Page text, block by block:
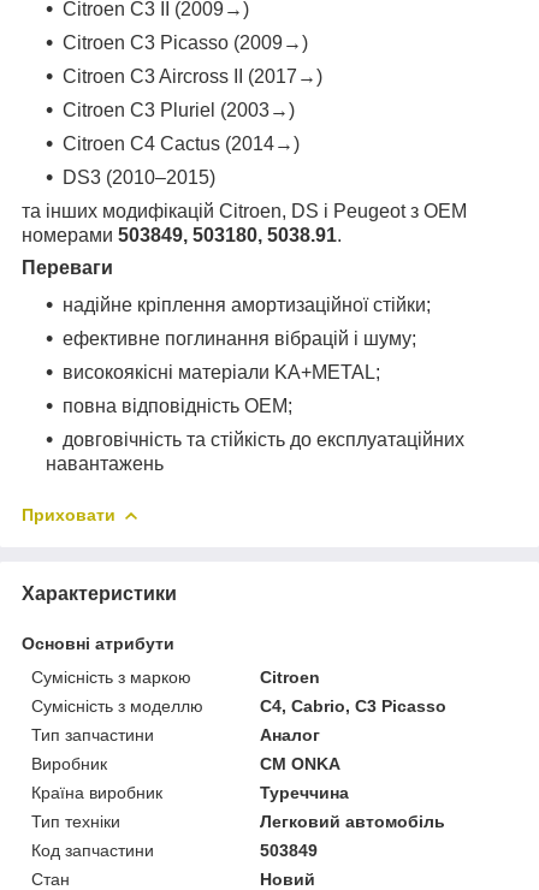
Citroen C3 II (2009→)
Citroen C3 Picasso (2009→)
Citroen C3 Aircross II (2017→)
Citroen C3 Pluriel (2003→)
Citroen C4 Cactus (2014→)
DS3 (2010–2015)
та інших модифікацій Citroen, DS і Peugeot з OEM
номерами 503849, 503180, 5038.91.
Переваги
надійне кріплення амортизаційної стійки;
ефективне поглинання вібрацій і шуму;
високоякісні матеріали KA+METAL;
повна відповідність OEM;
довговічність та стійкість до експлуатаційних
навантажень
Приховати
Характеристики
Основні атрибути
Сумісність з маркою
Citroen
Сумісність з моделлю
C4, Cabrio, C3 Picasso
Тип запчастини
Аналог
Виробник
CM ONKA
Країна виробник
Туреччина
Тип техніки
Легковий автомобіль
Код запчастини
503849
Стан
Новий